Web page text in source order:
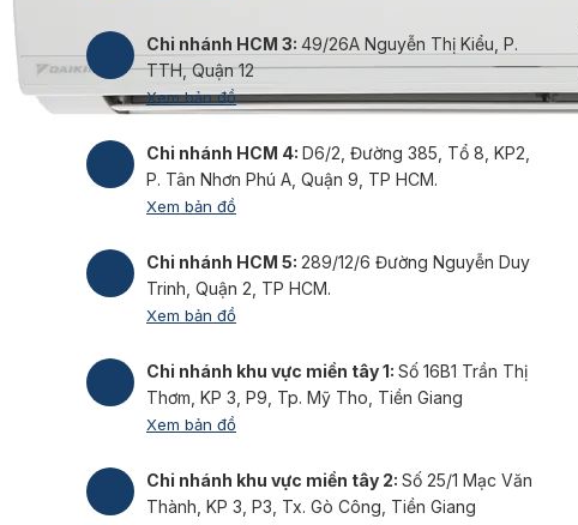
Chi nhánh HCM 3: 49/26A Nguyễn Thị Kiểu, P.
TTH, Quận 12
Xem bản đồ
Chi nhánh HCM 4: D6/2, Đường 385, Tổ 8, KP2,
P. Tân Nhơn Phú A, Quận 9, TP HCM.
Xem bản đồ
Chi nhánh HCM 5: 289/12/6 Đường Nguyễn Duy
Trinh, Quận 2, TP HCM.
Xem bản đồ
Chi nhánh khu vực miền tây 1: Số 16B1 Trần Thị
Thơm, KP 3, P9, Tp. Mỹ Tho, Tiền Giang
Xem bản đồ
Chi nhánh khu vực miền tây 2: Số 25/1 Mạc Văn
Thành, KP 3, P3, Tx. Gò Công, Tiền Giang